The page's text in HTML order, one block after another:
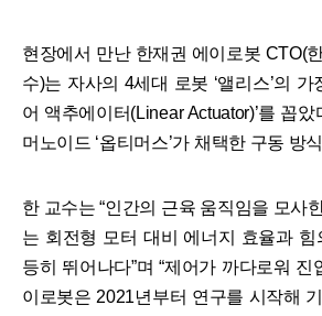
현장에서 만난 한재권 에이로봇 CTO(
수)는 자사의 4세대 로봇 ‘앨리스’의 가
어 액추에이터(Linear Actuator)’를 꼽
머노이드 ‘옵티머스’가 채택한 구동 방
한 교수는 “인간의 근육 움직임을 모사
는 회전형 모터 대비 에너지 효율과 힘
등히 뛰어나다”며 “제어가 까다로워 진
이로봇은 2021년부터 연구를 시작해